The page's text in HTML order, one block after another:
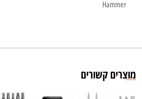
מוצרים קשורים